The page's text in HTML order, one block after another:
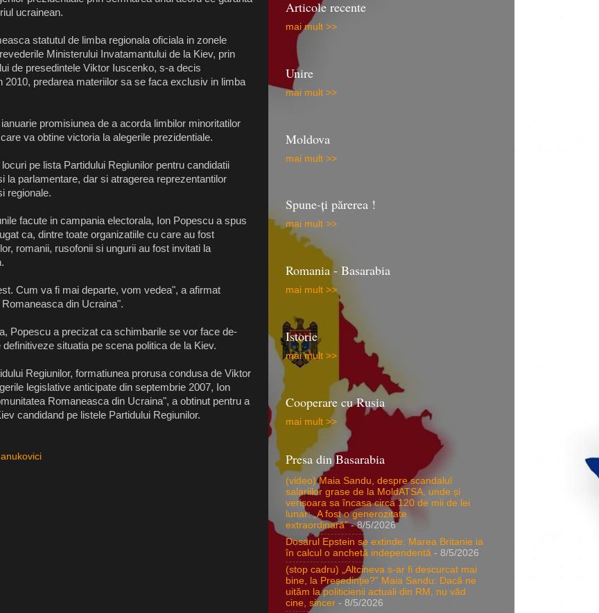
ucrainean.
statutul de limba regionala oficiala in zonele
Ministerului Invatamantului de la Kiev, prin
de presedintele Viktor Iuscenko, s-a decis
predarea materiilor sa se faca exclusiv in limba
promisiunea de a acorda limbilor minoritatilor
va obtine victoria la alegerile prezidentiale.
pe lista Partidului Regiunilor pentru candidatii
la parlamentare, dar si atragerea reprezentantilor
regionale.
facute in campania electorala, Ion Popescu a spus
ca, dintre toate organizatiile cu care au fost
romanii, rusofonii si ungurii au fost invitati la
Cum va fi mai departe, vom vedea", a afirmat
din Ucraina".
Popescu a precizat ca schimbarile se vor face de-
situatia pe scena politica de la Kiev.
Regiunilor, formatiunea prorusa condusa de Viktor
legislative anticipate din septembrie 2007, Ion
Romaneasca din Ucraina", a obtinut pentru a
candidand pe listele Partidului Regiunilor.
Articole recente
mai mult >>
Unire
mai mult >>
Moldova
mai mult >>
Spune-ţi părerea !
mai mult >>
Romania - Basarabia
mai mult >>
Istorie
mai mult >>
Cooperare cu Rusia
mai mult >>
Presa din Basarabia
(video) Maia Sandu, despre scandalul
salariilor grase de la MoldATSA, unde și
verișoara sa încasa circa 120 de mii de lei
lunar: „A fost o generozitate
extraordinară”- 8/5/2026
Dosarul Epstein se extinde: Marea Britanie ia
în calcul o anchetă independentă - 8/5/2026
(stop cadru) „Altcineva s-ar fi descurcat mai
bine, la Președinție?” Maia Sandu: Dacă ne
uităm la politicienii actuali din RM, nu văd
cine, sincer - 8/5/2026